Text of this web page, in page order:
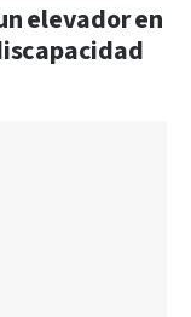
elevador en